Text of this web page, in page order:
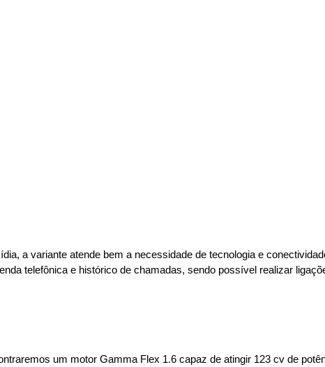
a variante atende bem a necessidade de tecnologia e
telefônica e histórico de chamadas, sendo possível realizar
um motor Gamma Flex 1.6 capaz de atingir 123 cv de